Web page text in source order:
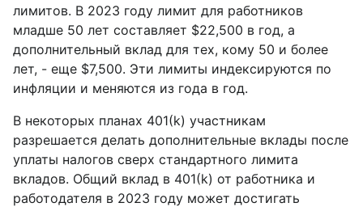
лимитов. В 2023 году лимит для работников
младше 50 лет составляет $22,500 в год, а
дополнительный вклад для тех, кому 50 и более
лет, - еще $7,500. Эти лимиты индексируются по
инфляции и меняются из года в год.
В некоторых планах 401(k) участникам
разрешается делать дополнительные вклады после
уплаты налогов сверх стандартного лимита
вкладов. Общий вклад в 401(k) от работника и
работодателя в 2023 году может достигать